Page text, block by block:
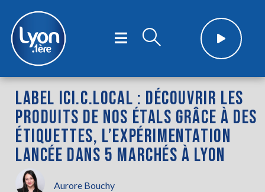
LABEL ICI.C.LOCAL : DÉCOUVRIR LES
PRODUITS DE NOS ÉTALS GRÂCE À DES
ÉTIQUETTES, L’EXPÉRIMENTATION
LANCÉE DANS 5 MARCHÉS À LYON
Aurore Bouchy